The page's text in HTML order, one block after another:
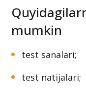
mumkin
test sanalari;
test natijalari;